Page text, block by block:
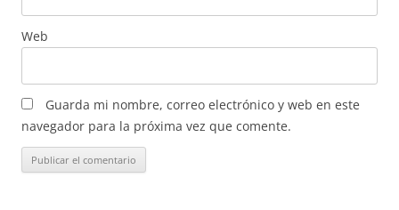
Web
Guarda mi nombre, correo electrónico y web en este
navegador para la próxima vez que comente.